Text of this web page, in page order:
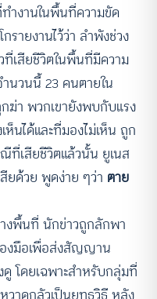
ำงานในพื้นที่ความขัด
ายงานไว้ว่า ลำพังช่วง
ที่เสียชีวิตในพื้นที่มีความ
ำนวนนี้ 23 คนตายใน
า พวกเขายังพบกับแรง
นได้และที่มองไม่เห็น ถูก
ที่เสียชีวิตแล้วนั้น ยูเนส
ยด้วย พูดง่าย ๆว่า ตาย
งพื้นที่ นักข่าวถูกลักพา
องมือเพื่อส่งสัญญาน
ดู โดยเฉพาะสำหรับกลุ่มที่